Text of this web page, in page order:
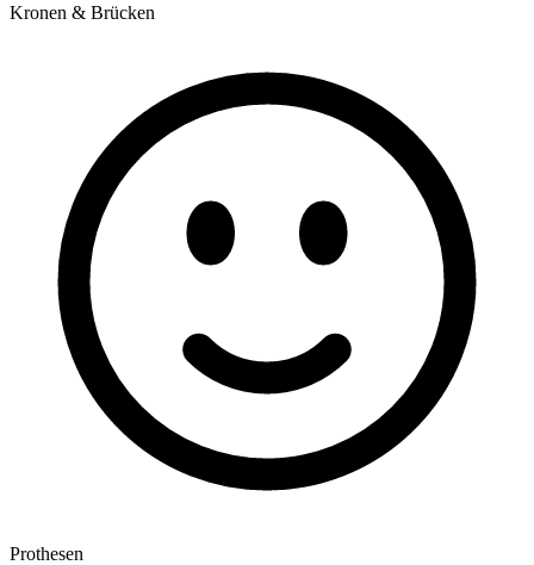
Kronen & Brücken
Prothesen